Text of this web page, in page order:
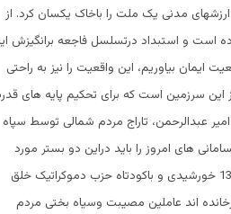
مدنی یک ملت را باخاک یکسان کرد. از
است و استبداد درتسلسل فاجعه برانگیزش
ایمان بیاوریم، این واقعیت را نیز به راحتی
این سرزمین است که برای تحکیم پایه های
عبدالرحمن، تاراج مردم شمالی توسط سپاه
های امروز را باید دراین دو بستر مورد
دقت وتحلیل قرار داد. اما برای ملالی جویا تاریخ افغانستان از سال 1357 خورشیدی و باکودتاه حزب دموکراتیک خلق
اند عاملین مصیبت وسیاه بختی مردم